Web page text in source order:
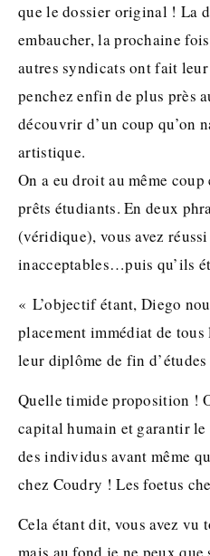
que le dossier original ! La
embaucher, la prochaine
autres syndicats ont fait
penchez enfin de plus près
découvrir d’un coup qu’on
artistique.
On a eu droit au même
prêts étudiants. En deux
(véridique), vous avez
inacceptables…puis qu’ils
« L’objectif étant, Diego
placement immédiat de tous
leur diplôme de fin d’études
Quelle timide proposition !
capital humain et garantir
des individus avant même
chez Coudry ! Les foetus
Cela étant dit, vous avez vu